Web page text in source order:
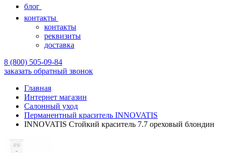
блог
контакты
контакты
реквизиты
доставка
8 (800) 505-09-84
заказать обратный звонок
Главная
Интернет магазин
Салонный уход
Перманентный краситель INNOVATIS
INNOVATIS Стойкий краситель 7.7 ореховый блондин